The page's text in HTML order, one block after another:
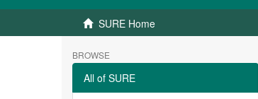
SURE Home
BROWSE
All of SURE